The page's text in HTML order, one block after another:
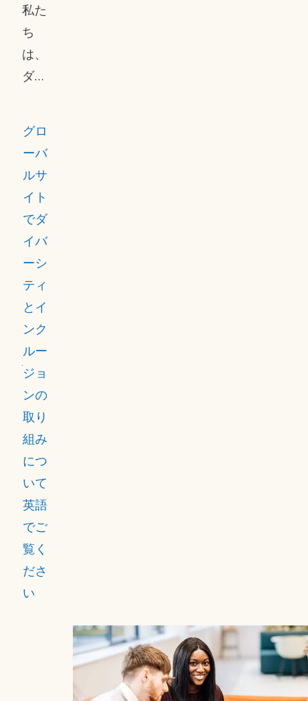
テム
であ
る
SpeakUp
じて
報告
する
こと
がで
きま
私た
ち
は、
ダイ
ィ
様
性）
とイ
ンク
ルー
ジョ
ン
（包
括
性）
が従
業員
にプ
ラス
の影
響を
与
え、
従業
員の
グロ
ーバ
ルサ
イト
でダ
イバ
ーシ
ティ
とイ
ンク
ルー
ジョ
ンの
取り
組み
につ
いて
英語
でご
覧く
ださ
い